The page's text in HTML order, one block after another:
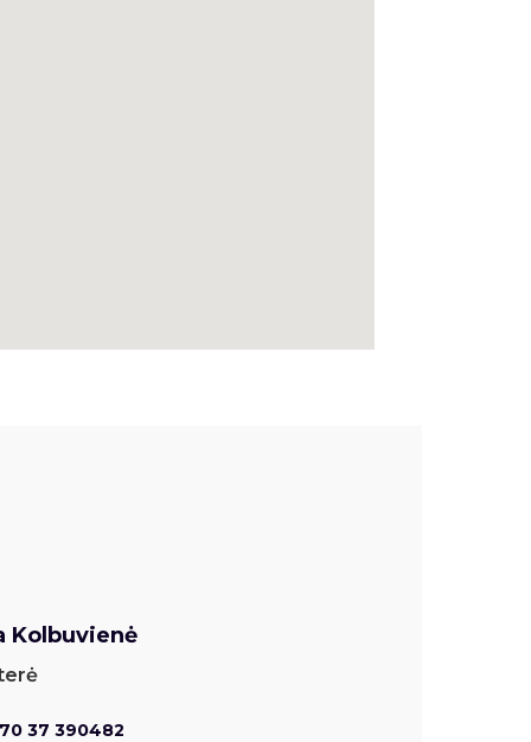
Kolbuvienė
37 390482